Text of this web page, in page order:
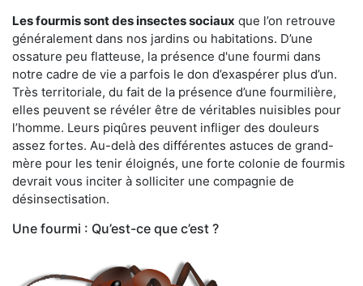
Les fourmis sont des insectes sociaux que l’on retrouve
généralement dans nos jardins ou habitations. D’une
ossature peu flatteuse, la présence d'une fourmi dans
notre cadre de vie a parfois le don d’exaspérer plus d’un.
Très territoriale, du fait de la présence d’une fourmilière,
elles peuvent se révéler être de véritables nuisibles pour
l’homme. Leurs piqûres peuvent infliger des douleurs
assez fortes. Au-delà des différentes astuces de grand-
mère pour les tenir éloignés, une forte colonie de fourmis
devrait vous inciter à solliciter une compagnie de
désinsectisation.
Une fourmi : Qu’est-ce que c’est ?